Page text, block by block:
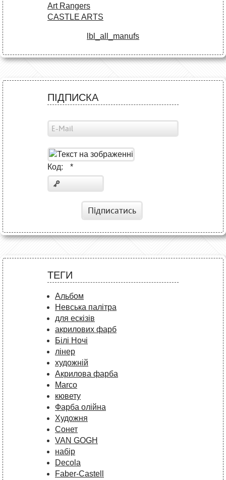
Art Rangers
CASTLE ARTS
lbl_all_manufs
ПІДПИСКА
Код: *
Підписатись
ТЕГИ
Альбом
Невська палітра
для ескізів
акрилових фарб
Білі Ночі
лінер
художній
Акрилова фарба
Marco
кювету
Фарба олійна
Художня
Сонет
VAN GOGH
набір
Decola
Faber-Castell